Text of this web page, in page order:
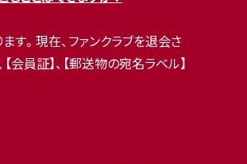
。現在、ファンクラブを退会さ
員証】、【郵送物の宛名ラベル】